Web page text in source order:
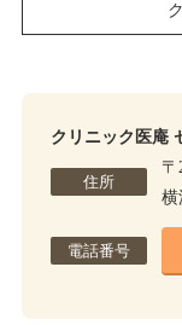
クリニック医庵
住所
〒
横
電話番号